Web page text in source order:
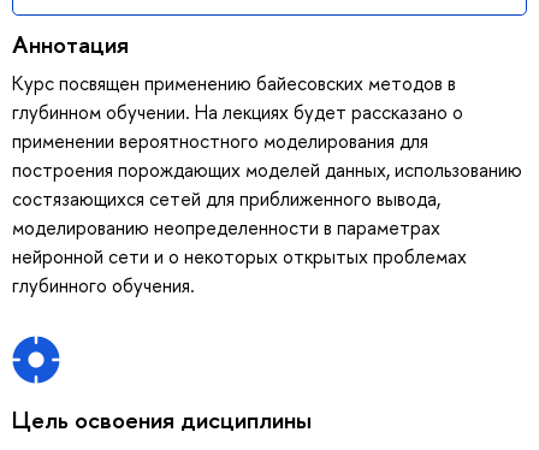
Аннотация
Курс посвящен применению байесовских методов в
глубинном обучении. На лекциях будет рассказано о
применении вероятностного моделирования для
построения порождающих моделей данных, использованию
состязающихся сетей для приближенного вывода,
моделированию неопределенности в параметрах
нейронной сети и о некоторых открытых проблемах
глубинного обучения.
Цель освоения дисциплины